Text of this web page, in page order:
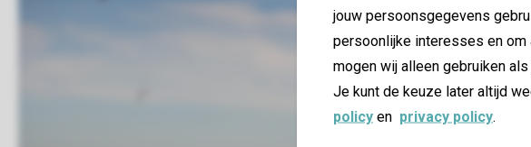
jouw persoonsgegevens
persoonlijke interesses en
mogen wij alleen gebruiken
Je kunt de keuze later altijd
policy en privacy policy.
Depuis votre
promenade sur
nautiques,
kayak et de la
Haamstede.